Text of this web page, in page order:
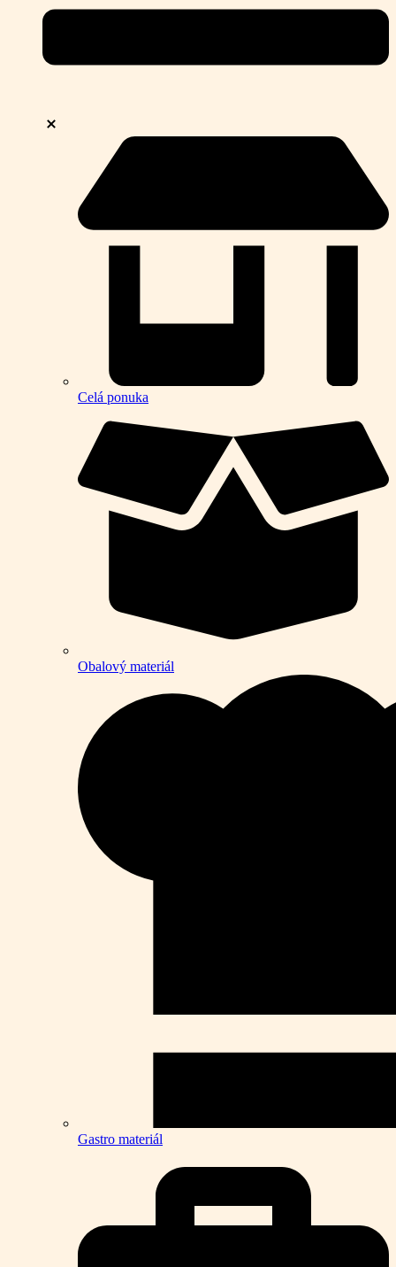
Celá ponuka
Obalový materiál
Gastro materiál